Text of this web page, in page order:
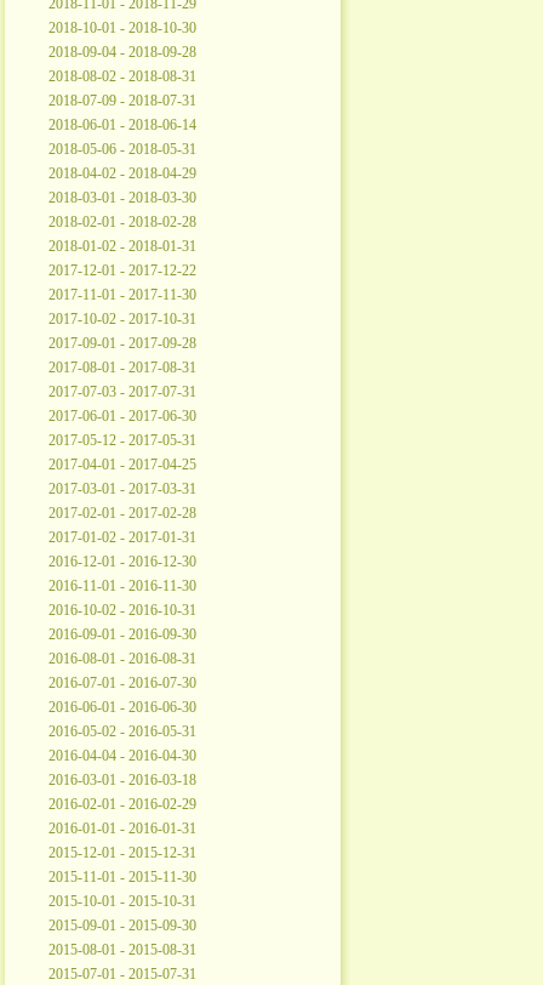
2018-11-01 - 2018-11-29
2018-10-01 - 2018-10-30
2018-09-04 - 2018-09-28
2018-08-02 - 2018-08-31
2018-07-09 - 2018-07-31
2018-06-01 - 2018-06-14
2018-05-06 - 2018-05-31
2018-04-02 - 2018-04-29
2018-03-01 - 2018-03-30
2018-02-01 - 2018-02-28
2018-01-02 - 2018-01-31
2017-12-01 - 2017-12-22
2017-11-01 - 2017-11-30
2017-10-02 - 2017-10-31
2017-09-01 - 2017-09-28
2017-08-01 - 2017-08-31
2017-07-03 - 2017-07-31
2017-06-01 - 2017-06-30
2017-05-12 - 2017-05-31
2017-04-01 - 2017-04-25
2017-03-01 - 2017-03-31
2017-02-01 - 2017-02-28
2017-01-02 - 2017-01-31
2016-12-01 - 2016-12-30
2016-11-01 - 2016-11-30
2016-10-02 - 2016-10-31
2016-09-01 - 2016-09-30
2016-08-01 - 2016-08-31
2016-07-01 - 2016-07-30
2016-06-01 - 2016-06-30
2016-05-02 - 2016-05-31
2016-04-04 - 2016-04-30
2016-03-01 - 2016-03-18
2016-02-01 - 2016-02-29
2016-01-01 - 2016-01-31
2015-12-01 - 2015-12-31
2015-11-01 - 2015-11-30
2015-10-01 - 2015-10-31
2015-09-01 - 2015-09-30
2015-08-01 - 2015-08-31
2015-07-01 - 2015-07-31